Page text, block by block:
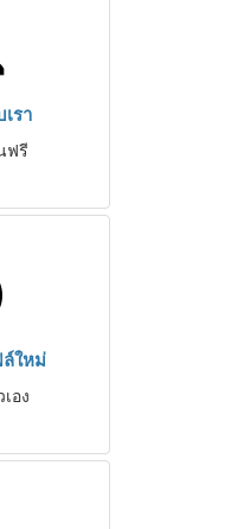
รา
ฟรี
ล์ใหม่
อง